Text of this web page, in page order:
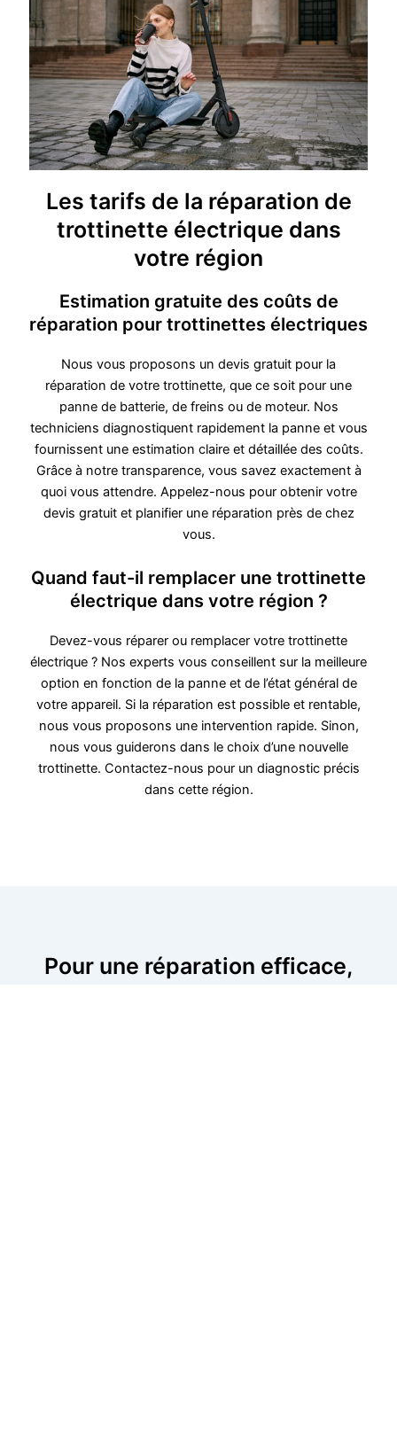
Les tarifs de la réparation de
trottinette électrique dans
votre région
Estimation gratuite des coûts de
réparation pour trottinettes électriques
Nous vous proposons un devis gratuit pour la
réparation de votre trottinette, que ce soit pour une
panne de batterie, de freins ou de moteur. Nos
techniciens diagnostiquent rapidement la panne et vous
fournissent une estimation claire et détaillée des coûts.
Grâce à notre transparence, vous savez exactement à
quoi vous attendre. Appelez-nous pour obtenir votre
devis gratuit et planifier une réparation près de chez
vous.
Quand faut-il remplacer une trottinette
électrique dans votre région ?
Devez-vous réparer ou remplacer votre trottinette
électrique ? Nos experts vous conseillent sur la meilleure
option en fonction de la panne et de l’état général de
votre appareil. Si la réparation est possible et rentable,
nous vous proposons une intervention rapide. Sinon,
nous vous guiderons dans le choix d’une nouvelle
trottinette. Contactez-nous pour un diagnostic précis
dans cette région.
Pour une réparation efficace,